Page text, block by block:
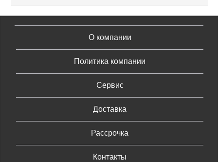
О компании
Политика компании
Сервис
Доставка
Рассрочка
Контакты